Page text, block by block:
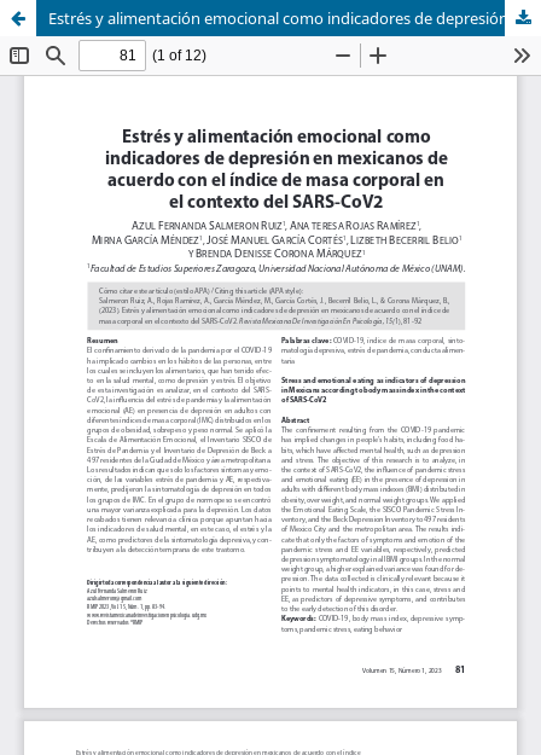
Estrés y alimentación emocional como indicadores de depresión en mexicanos de acuerdo con el índice de masa corporal en el contexto del SARS-CoV2